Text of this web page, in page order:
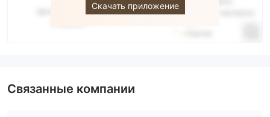
Скачать приложение
Связанные компании